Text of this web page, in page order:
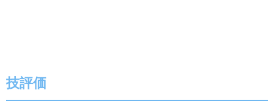
技評価